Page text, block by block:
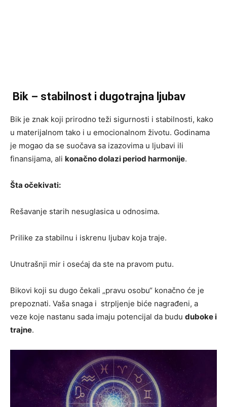
Bik – stabilnost i dugotrajna ljubav
Bik je znak koji prirodno teži sigurnosti i stabilnosti, kako
u materijalnom tako i u emocionalnom životu. Godinama
je mogao da se suočava sa izazovima u ljubavi ili
finansijama, ali konačno dolazi period harmonije.
Šta očekivati:
Rešavanje starih nesuglasica u odnosima.
Prilike za stabilnu i iskrenu ljubav koja traje.
Unutrašnji mir i osećaj da ste na pravom putu.
Bikovi koji su dugo čekali „pravu osobu“ konačno će je
prepoznati. Vaša snaga i strpljenje biće nagrađeni, a
veze koje nastanu sada imaju potencijal da budu duboke i
trajne.